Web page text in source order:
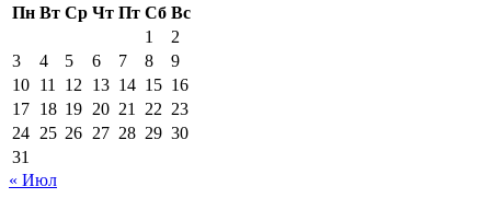
Пн Вт Ср Чт Пт Сб Вс
1
2
3
4 5 6 7 8
9
10 11 12 13 14 15 16
17 18 19 20 21 22 23
24 25 26 27 28 29 30
31
« Июл